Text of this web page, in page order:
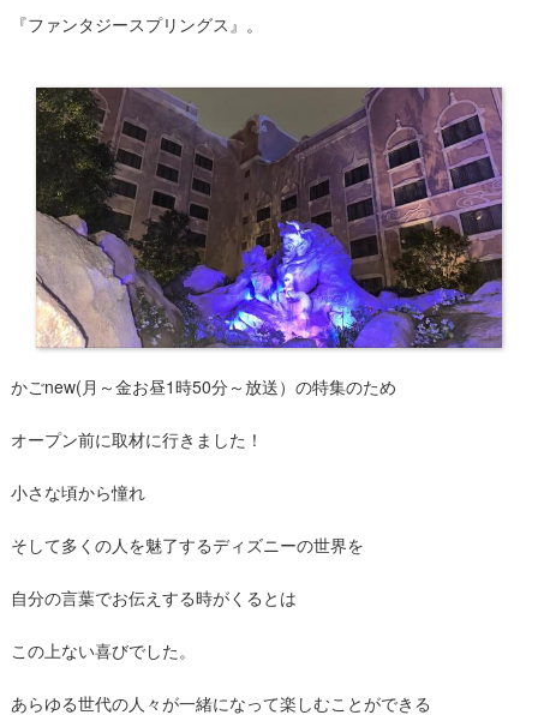
『ファンタジースプリングス』。
かごnew(月～金お昼1時50分～放送）の特集のため
オープン前に取材に行きました！
小さな頃から憧れ
そして多くの人を魅了するディズニーの世界を
自分の言葉でお伝えする時がくるとは
この上ない喜びでした。
あらゆる世代の人々が一緒になって楽しむことができる